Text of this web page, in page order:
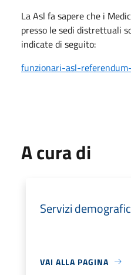
La Asl fa sapere che i
presso le sedi distrettuali
indicate di seguito:
funzionari-asl-
A cura di
Servizi
VAI ALLA PAGINA